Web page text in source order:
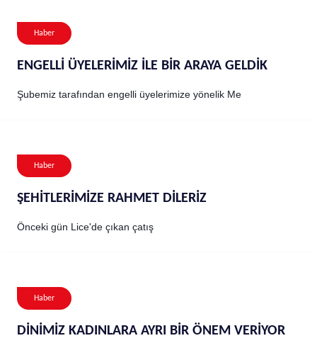
Haber
ENGELLİ ÜYELERİMİZ İLE BİR ARAYA GELDİK
Şubemiz tarafından engelli üyelerimize yönelik Me
Haber
ŞEHİTLERİMİZE RAHMET DİLERİZ
Önceki gün Lice'de çıkan çatış
Haber
DİNİMİZ KADINLARA AYRI BİR ÖNEM VERİYOR